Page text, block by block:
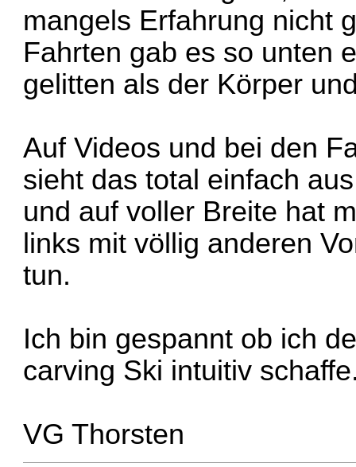
mangels Erfahrung nicht
Fahrten gab es so unten
gelitten als der Körper
Auf Videos und bei den
sieht das total einfach
und auf voller Breite hat
links mit völlig anderen
tun.
Ich bin gespannt ob ich
carving Ski intuitiv
VG Thorsten